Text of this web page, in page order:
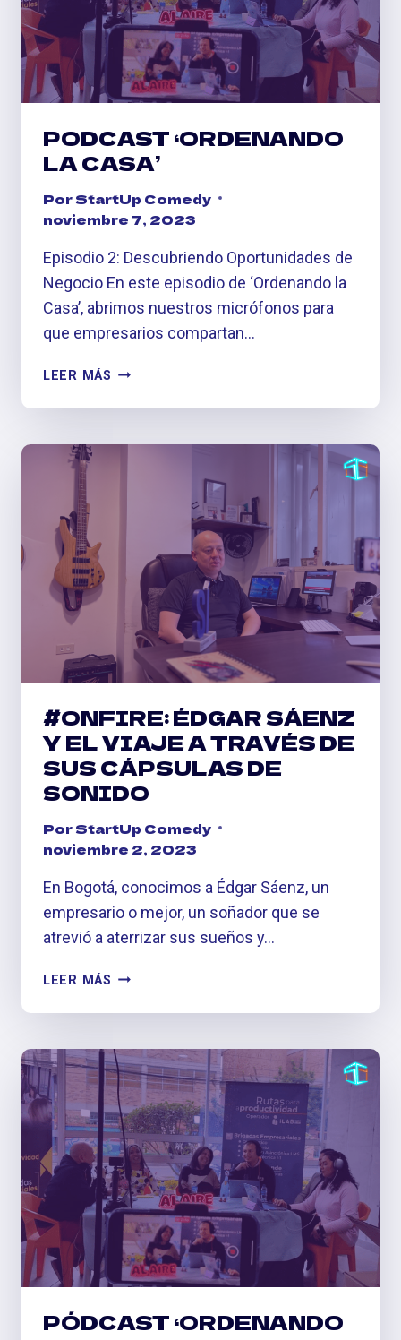
PODCAST ‘ORDENANDO
LA CASA’
PorStartUp Comedy
noviembre 7, 2023
Episodio 2: Descubriendo Oportunidades de
Negocio En este episodio de ‘Ordenando la
Casa’, abrimos nuestros micrófonos para
que empresarios compartan…
LEER MÁS PODCAST
LA
#ONFIRE: ÉDGAR SÁENZ
Y EL VIAJE A TRAVÉS DE
SUS CÁPSULAS DE
SONIDO
PorStartUp Comedy
noviembre 2, 2023
En Bogotá, conocimos a Édgar Sáenz, un
empresario o mejor, un soñador que se
atrevió a aterrizar sus sueños y…
LEER MÁS #ONFIRE:
SÁENZ
EL
VIAJE
A
TRAVÉS
DE
SUS
CÁPSULAS
DE
SONIDO
PÓDCAST ‘ORDENANDO